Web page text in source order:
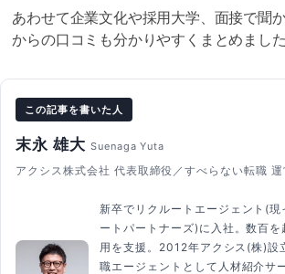
あわせて企業文化や採用大学、面接で聞
からの口コミも分かりやすくまとめました
この記事を書いた人
末永 雄大 Suenaga Yuta
アクシス株式会社 代表取締役／すべらない転職
新卒でリクルートエージェント(
ートパートナーズ)に入社。数百
用を支援。2012年アクシス(株)設
職エージェントとして人材紹介サ